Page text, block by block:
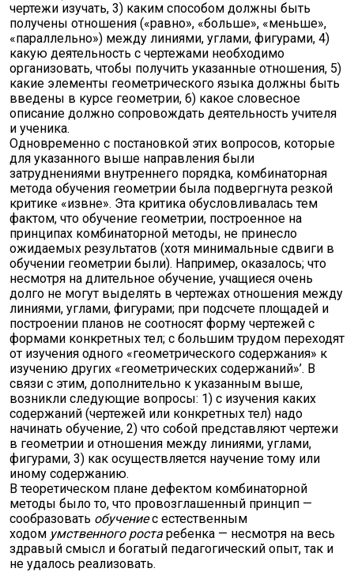
чертежи изучать, 3) каким способом должны быть
получены отношения («равно», «больше», «меньше»,
«параллельно») между линиями, углами, фигурами, 4)
какую деятельность с чертежами необходимо
организовать, чтобы получить указанные отношения, 5)
какие элементы геометрического языка должны быть
введены в курсе геометрии, 6) какое словесное
описание должно сопровождать деятельность учителя
и ученика.
Одновременно с постановкой этих вопросов, которые
для указанного выше направления были
затруднениями внутреннего порядка, комбинаторная
метода обучения геометрии была подвергнута резкой
критике «извне». Эта критика обусловливалась тем
фактом, что обучение геометрии, построенное на
принципах комбинаторной методы, не принесло
ожидаемых результатов (хотя минимальные сдвиги в
обучении геометрии были). Например, оказалось; что
несмотря на длительное обучение, учащиеся очень
долго не могут выделять в чертежах отношения между
линиями, углами, фигурами; при подсчете площадей и
построении планов не соотносят форму чертежей с
формами конкретных тел; с большим трудом переходят
от изучения одного «геометрического содержания» к
изучению других «геометрических содержаний»’. В
связи с этим, дополнительно к указанным выше,
возникли следующие вопросы: 1) с изучения каких
содержаний (чертежей или конкретных тел) надо
начинать обучение, 2) что собой представляют чертежи
в геометрии и отношения между линиями, углами,
фигурами, 3) как осуществляется научение тому или
иному содержанию.
В теоретическом плане дефектом комбинаторной
методы было то, что провозглашенный принцип —
сообразовать обучение с естественным
ходом умственного роста ребенка — несмотря на весь
здравый смысл и богатый педагогический опыт, так и
не удалось реализовать.